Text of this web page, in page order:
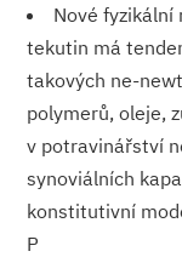
Nové fyzikální
tekutin má
takových ne-
polymerů, oleje,
v potravinářství
synoviálních
konstitutivní
P